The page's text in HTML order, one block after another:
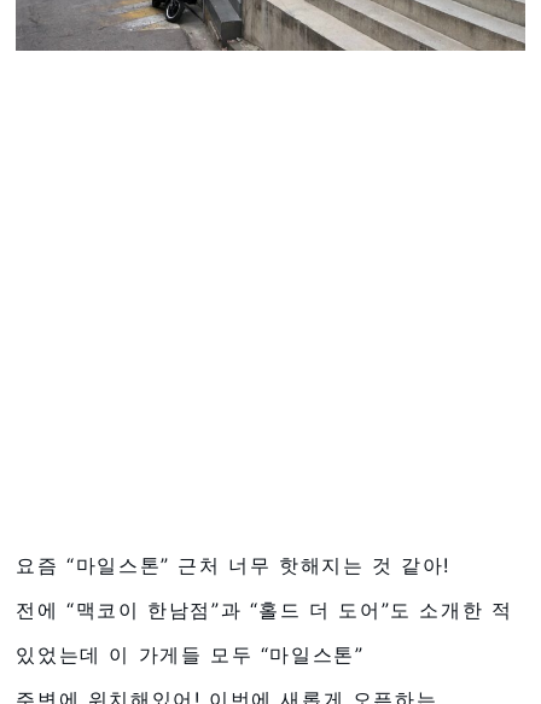
요즘 “마일스톤” 근처 너무 핫해지는 것 같아!
전에 “맥코이 한남점”과 “홀드 더 도어”도 소개한 적
있었는데 이 가게들 모두 “마일스톤”